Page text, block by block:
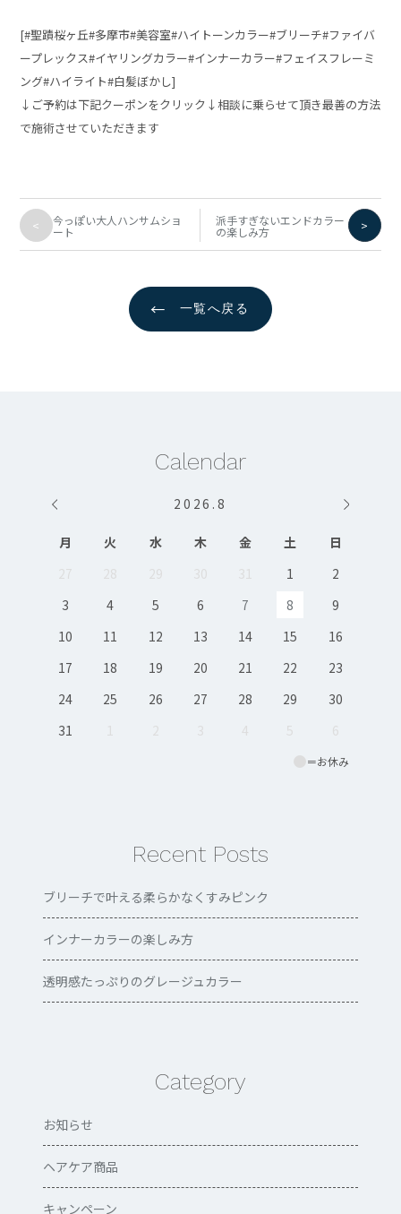
[#聖蹟桜ヶ丘#多摩市#美容室#ハイトーンカラー#ブリーチ#ファイバ
ープレックス#イヤリングカラー#インナーカラー#フェイスフレーミ
ング#ハイライト#白髪ぼかし]
↓ご予約は下記クーポンをクリック↓相談に乗らせて頂き最善の方法
で施術させていただきます
< 今っぽい大人ハンサムショ
ート
派手すぎないエンドカラー
の楽しみ方 >
← 一覧へ戻る
Calendar
2026 .8
＝お休み
月 火 水 木 金 土
日
27
28 29 30 31 1
2
3
4 5 6 7 8
9
10
11 12 13 14 15
16
17
18 19 20 21 22
23
24
25 26 27 28 29
30
31
1 2 3 4 5 6
Recent Posts
ブリーチで叶える柔らかなくすみピンク
インナーカラーの楽しみ方
透明感たっぷりのグレージュカラー
Category
お知らせ
ヘアケア商品
キャンペーン